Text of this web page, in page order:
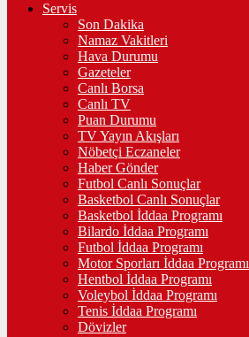
Servis
Son Dakika
Namaz Vakitleri
Hava Durumu
Gazeteler
Canlı Borsa
Canlı TV
Puan Durumu
TV Yayın Akışları
Nöbetçi Eczaneler
Haber Gönder
Futbol Canlı Sonuçlar
Basketbol Canlı Sonuçlar
Basketbol İddaa Programı
Bilardo İddaa Programı
Futbol İddaa Programı
Motor Sporları İddaa Programı
Hentbol İddaa Programı
Voleybol İddaa Programı
Tenis İddaa Programı
Dövizler